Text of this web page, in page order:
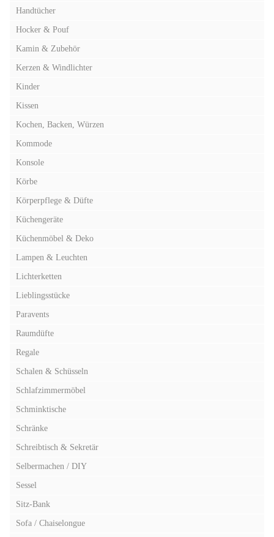
Handtücher
Hocker & Pouf
Kamin & Zubehör
Kerzen & Windlichter
Kinder
Kissen
Kochen, Backen, Würzen
Kommode
Konsole
Körbe
Körperpflege & Düfte
Küchengeräte
Küchenmöbel & Deko
Lampen & Leuchten
Lichterketten
Lieblingsstücke
Paravents
Raumdüfte
Regale
Schalen & Schüsseln
Schlafzimmermöbel
Schminktische
Schränke
Schreibtisch & Sekretär
Selbermachen / DIY
Sessel
Sitz-Bank
Sofa / Chaiselongue